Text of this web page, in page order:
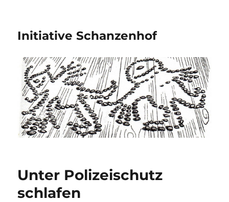
Initiative Schanzenhof
Unter Polizeischutz
schlafen